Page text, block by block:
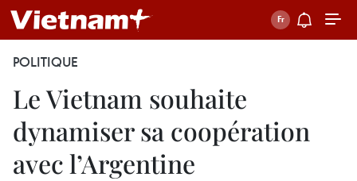
POLITIQUE
Le Vietnam souhaite
dynamiser sa coopération
avec l’Argentine